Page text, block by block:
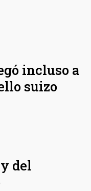
incluso a
suizo
del